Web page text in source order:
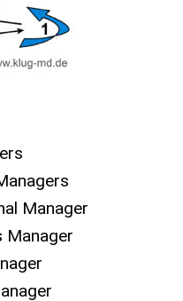
Manager
Manager